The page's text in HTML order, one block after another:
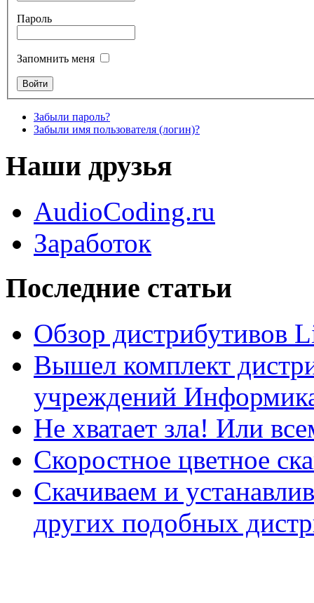
Пароль
Запомнить меня
Забыли пароль?
Забыли имя пользователя (логин)?
Наши друзья
AudioCoding.ru
Заработок
Последние статьи
Обзор дистрибутивов
Вышел комплект
учреждений
Не хватает зла! Или
Скоростное цветное
Скачиваем и
других подобных